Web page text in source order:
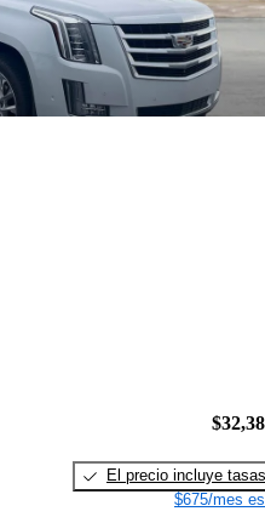
El precio incluye tasas
$675/mes